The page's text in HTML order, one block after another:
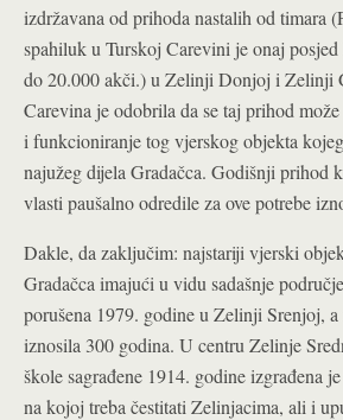
izdržavana od prihoda nastalih od timara
spahiluk u Turskoj Carevini je onaj
do 20.000 akči.) u Zelinji Donjoj i Zelinji
Carevina je odobrila da se taj prihod
i funkcioniranje tog vjerskog objekta
najužeg dijela Gradačca. Godišnji prihod
vlasti paušalno odredile za ove potrebe
Dakle, da zaključim: najstariji vjerski
Gradačca imajući u vidu sadašnje
porušena 1979. godine u Zelinji Srenjoj, a
iznosila 300 godina. U centru Zelinje
škole sagrađene 1914. godine izgrađena
na kojoj treba čestitati Zelinjacima, ali i